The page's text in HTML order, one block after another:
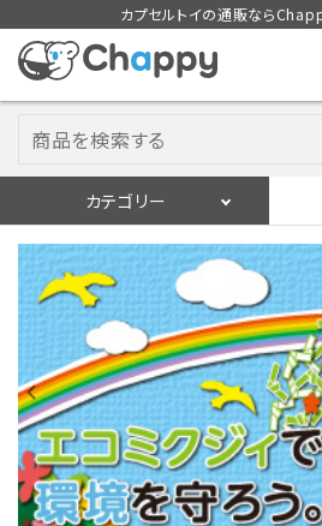
カプセルトイの通販なら
カテゴリー
ログイン
入荷スケジュールをチェ
カプセルトイマシン本体
カプセルトイ